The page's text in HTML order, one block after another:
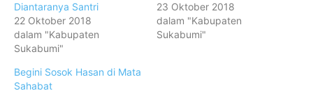
Diantaranya Santri
22 Oktober 2018
dalam "Kabupaten
Sukabumi"
23 Oktober 2018
dalam "Kabupaten
Sukabumi"
Begini Sosok Hasan di Mata
Sahabat